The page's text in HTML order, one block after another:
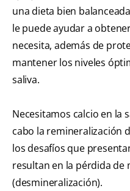
una dieta bien
le puede ayudar a
necesita, además de
mantener los niveles
saliva.
Necesitamos calcio en la
cabo la remineralización
los desafíos que
resultan en la pérdida de
(desmineralización).